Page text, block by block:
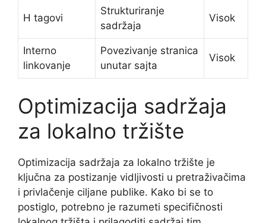
H tagovi
Strukturiranje
sadržaja
Visok
Interno
linkovanje
Povezivanje stranica
unutar sajta
Visok
Optimizacija sadržaja
za lokalno tržište
Optimizacija sadržaja za lokalno tržište je
ključna za postizanje vidljivosti u pretraživačima
i privlačenje ciljane publike. Kako bi se to
postiglo, potrebno je razumeti specifičnosti